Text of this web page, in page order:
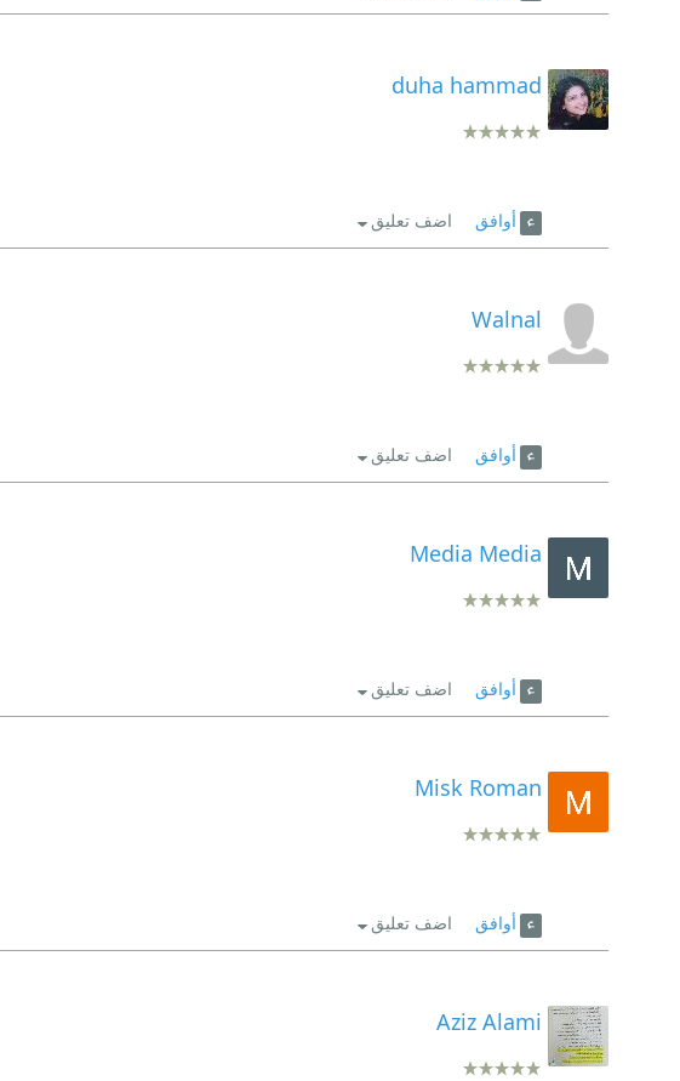
duha hammad
أوافق اضف تعليق
Walnal
أوافق اضف تعليق
Media Media
أوافق اضف تعليق
Misk Roman
أوافق اضف تعليق
Aziz Alami